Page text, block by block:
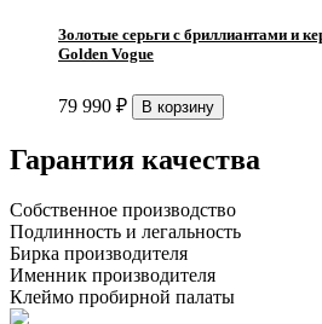
Золотые серьги с бриллиантами и
Golden Vogue
79 990 ₽
Гарантия качества
Собственное производство
Подлинность и легальность
Бирка производителя
Именник производителя
Клеймо пробирной палаты